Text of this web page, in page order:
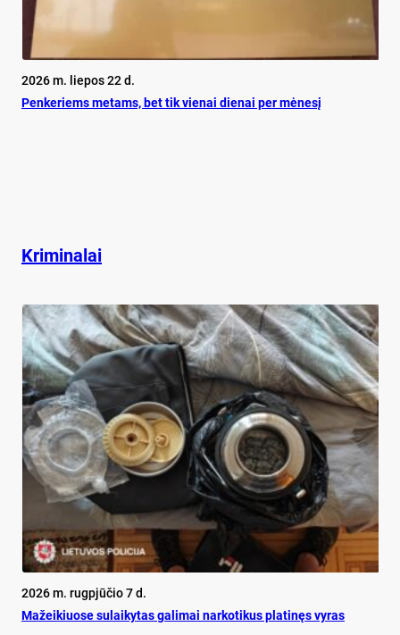
2026 m. liepos 22 d.
Pen­ke­riems me­tams, bet tik vie­nai die­nai per mė­ne­sį
Kriminalai
2026 m. rugpjūčio 7 d.
Mažeikiuose sulaikytas galimai narkotikus platinęs vyras